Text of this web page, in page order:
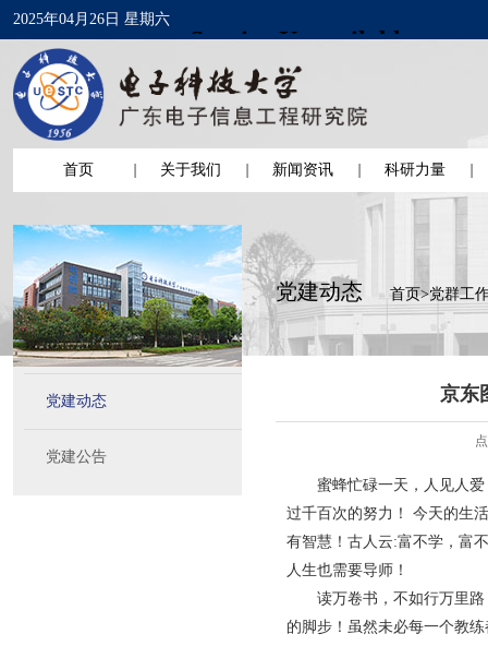
2025年04月26日 星期六
首页 关于我们 新闻资讯 科研力量
党建动态
党建公告
党建动态 首页>党群工
京东
蜜蜂忙碌一天，人见人
过千百次的努力！ 今天的生
有智慧！古人云:富不学，富
人生也需要导师！
读万卷书，不如行万里
的脚步！虽然未必每一个教